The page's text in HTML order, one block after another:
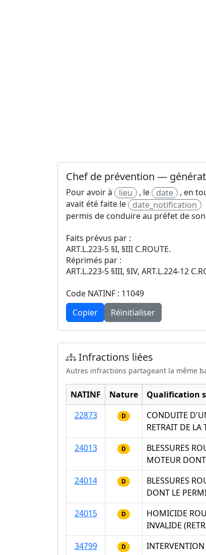
Chef de prévention —
Pour avoir à lieu , le date
, en
avait été faite le
date_notification
permis de conduire au préfet de
Faits prévus par :
ART.L.223-5 §I, §III C.ROUTE.
Réprimés par :
ART.L.223-5 §III, §IV, ART.L.224-12
Code NATINF : 11049
Copier
Réinitialiser
Infractions liées
Autres infractions partageant la même
NATINF Nature
Qualification
22873
D
CONDUITE
RETRAIT DE LA
24013
D
BLESSURES
MOTEUR
24014
D
BLESSURES
DONT LE
24015
D
HOMICIDE
INVALIDE
34799
D